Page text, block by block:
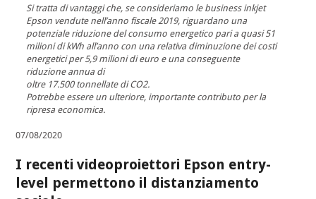
Si tratta di vantaggi che, se consideriamo le business inkjet
Epson vendute nell’anno fiscale 2019, riguardano una
potenziale riduzione del consumo energetico pari a quasi 51
milioni di kWh all’anno con una relativa diminuzione dei costi
energetici per 5,9 milioni di euro e una conseguente
riduzione annua di
oltre 17.500 tonnellate di CO2.
Potrebbe essere un ulteriore, importante contributo per la
ripresa economica.
07/08/2020
I recenti videoproiettori Epson entry-
level permettono il distanziamento